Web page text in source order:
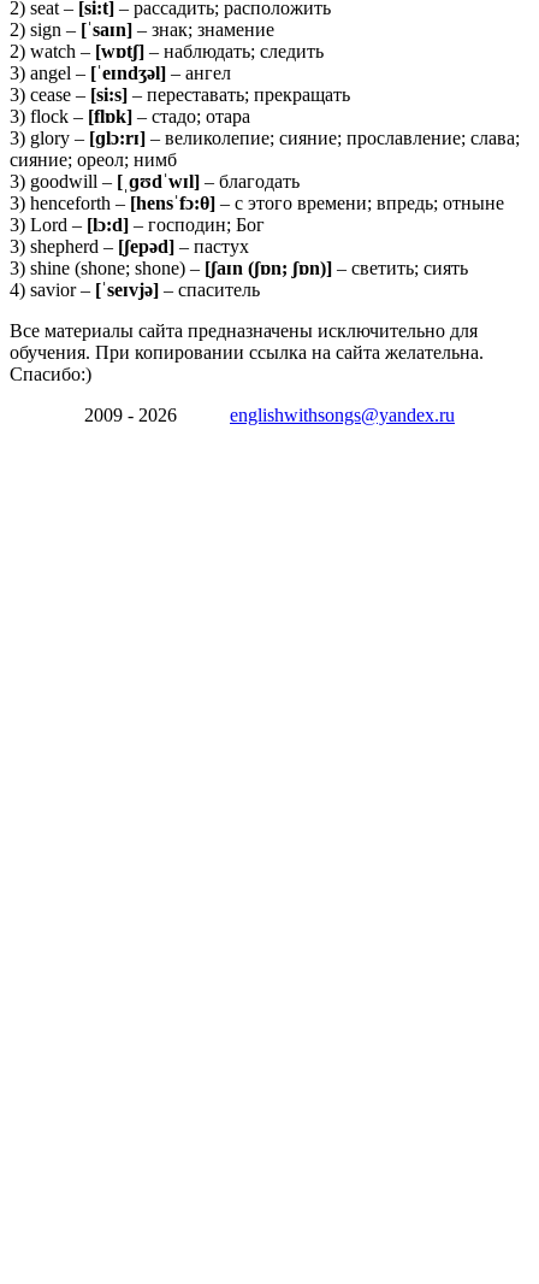
2) seat – [si:t] – рассадить; расположить
2) sign – [ˈsaɪn] – знак; знамение
2) watch – [wɒtʃ] – наблюдать; следить
3) angel – [ˈeɪndʒəl] – ангел
3) cease – [si:s] – переставать; прекращать
3) flock – [flɒk] – стадо; отара
3) glory – [ɡlɔ:rɪ] – великолепие; сияние; прославление; слава;
сияние; ореол; нимб
3) goodwill – [ˌɡʊdˈwɪl] – благодать
3) henceforth – [hensˈfɔ:θ] – с этого времени; впредь; отныне
3) Lord – [lɔ:d] – господин; Бог
3) shepherd – [ʃepəd] – пастух
3) shine (shone; shone) – [ʃaɪn (ʃɒn; ʃɒn)] – светить; сиять
4) savior – [ˈseɪvjə] – спаситель
Все материалы сайта предназначены исключительно для
обучения. При копировании ссылка на сайта желательна.
Спасибо:)
2009 - 2026 englishwithsongs@yandex.ru